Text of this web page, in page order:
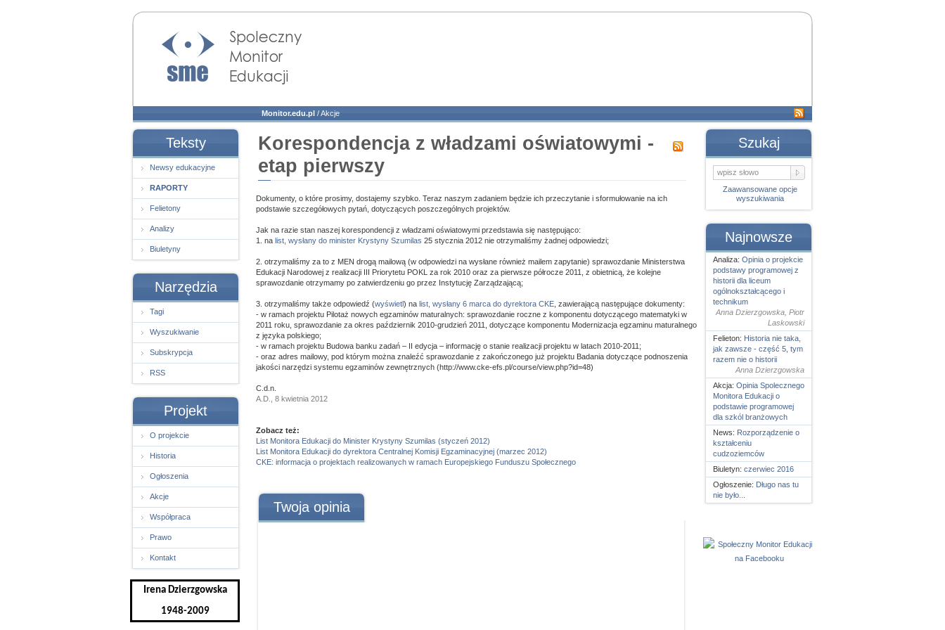
Społeczny Monitor
Edukacji
Monitor.edu.pl /Akcje
Teksty
Newsy edukacyjne
RAPORTY
Felietony
Analizy
Biuletyny
Narzędzia
Tagi
Wyszukiwanie
Subskrypcja
RSS
Projekt
O projekcie
Historia
Ogłoszenia
Akcje
Współpraca
Prawo
Kontakt
Irena Dzierzgowska
1948-2009
Korespondencja z władzami oświatowymi -
etap pierwszy
Dokumenty, o które prosimy, dostajemy szybko. Teraz naszym zadaniem będzie ich przeczytanie i sformułowanie na ich
podstawie szczegółowych pytań, dotyczących poszczególnych projektów.
Jak na razie stan naszej korespondencji z władzami oświatowymi przedstawia się następująco:
1. na list, wysłany do minister Krystyny Szumilas 25 stycznia 2012 nie otrzymaliśmy żadnej odpowiedzi;
2. otrzymaliśmy za to z MEN drogą mailową (w odpowiedzi na wysłane również mailem zapytanie) sprawozdanie Ministerstwa
Edukacji Narodowej z realizacji III Priorytetu POKL za rok 2010 oraz za pierwsze półrocze 2011, z obietnicą, że kolejne
sprawozdanie otrzymamy po zatwierdzeniu go przez Instytucję Zarządzającą;
3. otrzymaliśmy także odpowiedź (wyświetl) na list, wysłany 6 marca do dyrektora CKE , zawierającą następujące dokumenty:
- w ramach projektu Pilotaż nowych egzaminów maturalnych: sprawozdanie roczne z komponentu dotyczącego matematyki w
2011 roku, sprawozdanie za okres październik 2010-grudzień 2011, dotyczące komponentu Modernizacja egzaminu maturalnego
z języka polskiego;
- w ramach projektu Budowa banku zadań – II edycja – informację o stanie realizacji projektu w latach 2010-2011;
- oraz adres mailowy, pod którym można znaleźć sprawozdanie z zakończonego już projektu Badania dotyczące podnoszenia
jakości narzędzi systemu egzaminów zewnętrznych (http://www.cke-efs.pl/course/view.php?id=48)
C.d.n.
A.D., 8 kwietnia 2012
Zobacz też:
List Monitora Edukacji do Minister Krystyny Szumilas (styczeń 2012)
List Monitora Edukacji do dyrektora Centralnej Komisji Egzaminacyjnej (marzec 2012)
CKE: informacja o projektach realizowanych w ramach Europejskiego Funduszu Społecznego
Twoja opinia
Szukaj
Zaawansowane opcje
wyszukiwania
Najnowsze
Analiza: Opinia o projekcie
podstawy programowej z
historii dla liceum
ogólnokształcącego i
technikum
Anna Dzierzgowska, Piotr
Laskowski
Felieton: Historia nie taka,
jak zawsze - część 5, tym
razem nie o historii
Anna Dzierzgowska
Akcja: Opinia Spolecznego
Monitora Edukacji o
podstawie programowej
dla szkól branżowych
News: Rozporządzenie o
kształceniu
cudzoziemców
Biuletyn: czerwiec 2016
Ogłoszenie: Długo nas tu
nie było...